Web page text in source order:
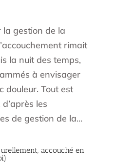
la gestion de la
rimait
la nuit des temps,
à envisager
douleur. Tout est
les
de gestion de la...
accouché en